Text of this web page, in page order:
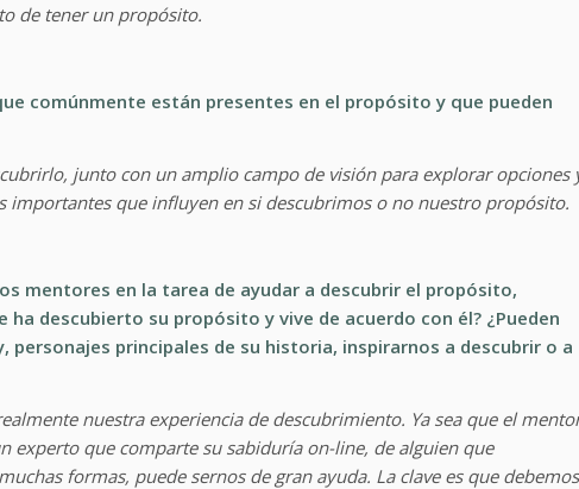
de tener un propósito.
comúnmente están presentes en el propósito y que pueden
junto con un amplio campo de visión para explorar opciones
importantes que influyen en si descubrimos o no nuestro propósito.
mentores en la tarea de ayudar a descubrir el propósito,
descubierto su propósito y vive de acuerdo con él? ¿Pueden
personajes principales de su historia, inspirarnos a descubrir o a
nuestra experiencia de descubrimiento. Ya sea que el
experto que comparte su sabiduría on-line, de alguien que
formas, puede sernos de gran ayuda. La clave es que debemos